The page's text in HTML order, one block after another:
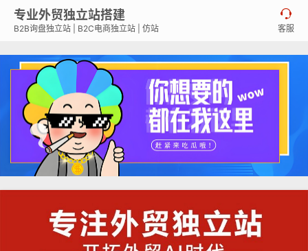
专业外贸独立站搭建
B2B询盘独立站 | B2C电商独立站 | 仿站

客服